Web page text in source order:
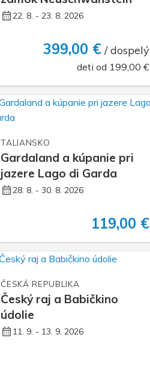
22. 8. - 23. 8. 2026
399,00 €/ dospelý
deti od 199,00 €
TALIANSKO
Gardaland a kúpanie pri
jazere Lago di Garda
28. 8. - 30. 8. 2026
119,00 €
ČESKÁ REPUBLIKA
Český raj a Babičkino
údolie
11. 9. - 13. 9. 2026